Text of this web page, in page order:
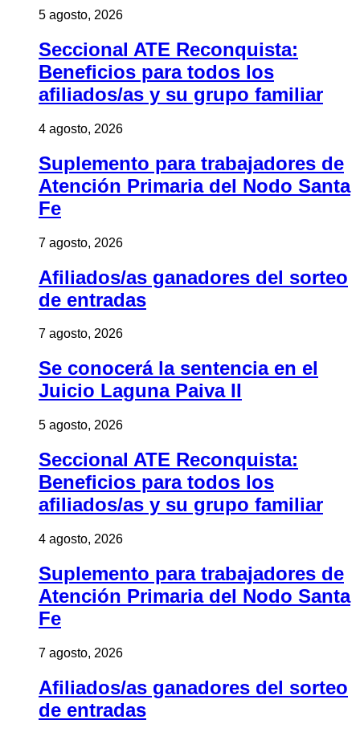
5 agosto, 2026
Seccional ATE Reconquista:
Beneficios para todos los
afiliados/as y su grupo familiar
4 agosto, 2026
Suplemento para trabajadores de
Atención Primaria del Nodo Santa
Fe
7 agosto, 2026
Afiliados/as ganadores del sorteo
de entradas
7 agosto, 2026
Se conocerá la sentencia en el
Juicio Laguna Paiva II
5 agosto, 2026
Seccional ATE Reconquista:
Beneficios para todos los
afiliados/as y su grupo familiar
4 agosto, 2026
Suplemento para trabajadores de
Atención Primaria del Nodo Santa
Fe
7 agosto, 2026
Afiliados/as ganadores del sorteo
de entradas